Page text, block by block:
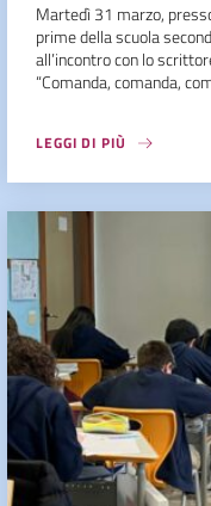
Martedì 31 marzo,
prime della scuola
all’incontro con lo
“Comanda, comanda,
LEGGI DI PIÙ